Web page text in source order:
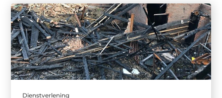
Dienstverlening